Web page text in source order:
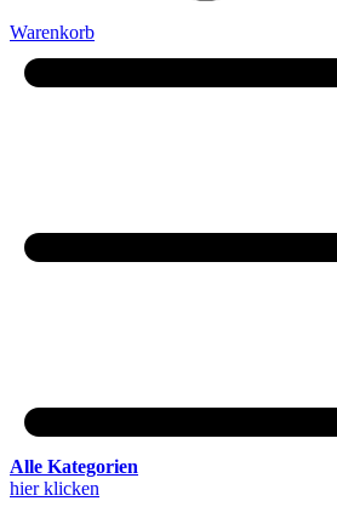
Warenkorb
Alle Kategorien
hier klicken